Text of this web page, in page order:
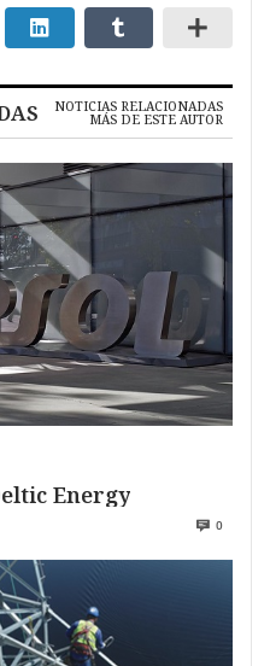
NOTICIAS RELACIONADAS
MÁS DE ESTE AUTOR
Energy
0